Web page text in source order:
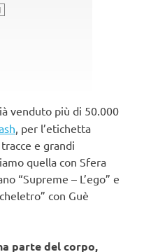
venduto più di 50.000
, per l’etichetta
e grandi
quella con Sfera
“Supreme – L’ego” e
con Guè
parte del corpo,